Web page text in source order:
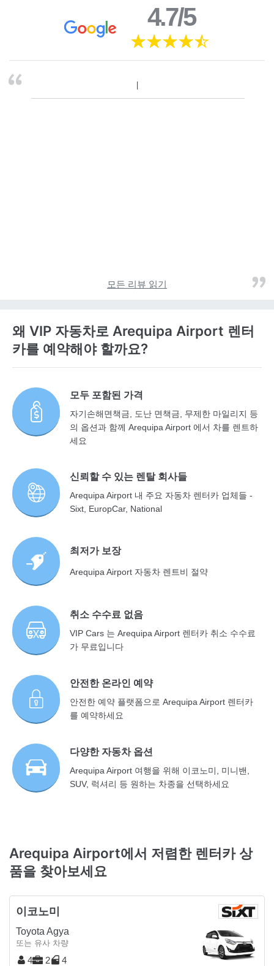
4.7/5
모든 리뷰 읽기
왜 VIP 자동차로 Arequipa Airport 렌터
카를 예약해야 할까요?
모두 포함된 가격
자기손해면책금, 도난 면책금, 무제한 마일리지 등
의 옵션과 함께 Arequipa Airport 에서 차를 렌트하
세요
신뢰할 수 있는 렌탈 회사들
Arequipa Airport 내 주요 자동차 렌터카 업체들 -
Sixt, EuropCar, National
최저가 보장
Arequipa Airport 자동차 렌트비 절약
취소 수수료 없음
VIP Cars 는 Arequipa Airport 렌터카 취소 수수료
가 무료입니다
안전한 온라인 예약
안전한 예약 플랫폼으로 Arequipa Airport 렌터카
를 예약하세요
다양한 자동차 옵션
Arequipa Airport 여행을 위해 이코노미, 미니밴,
SUV, 럭셔리 등 원하는 차종을 선택하세요
Arequipa Airport에서 저렴한 렌터카 상
품을 찾아보세요
이코노미
Toyota Agya
또는 유사 차량
4 2 4